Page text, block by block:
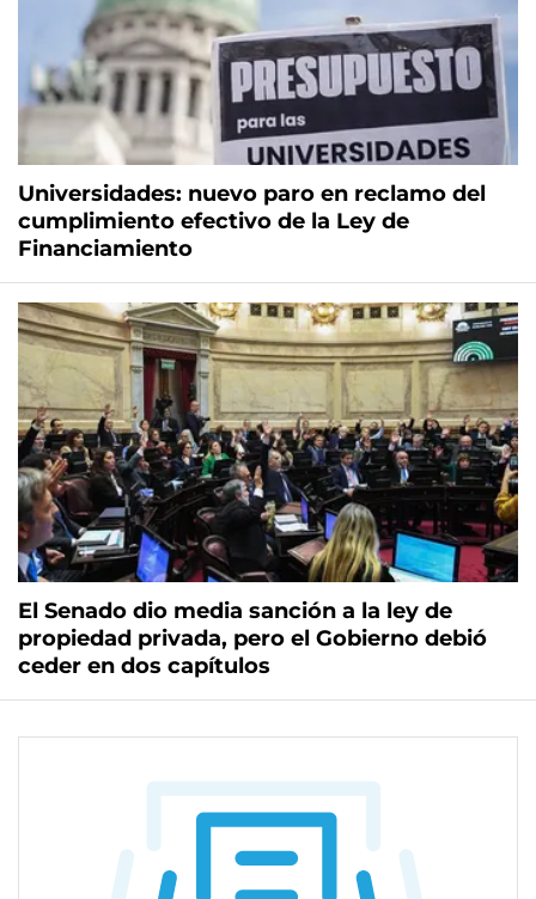
Universidades: nuevo paro en reclamo del
cumplimiento efectivo de la Ley de
Financiamiento
El Senado dio media sanción a la ley de
propiedad privada, pero el Gobierno debió
ceder en dos capítulos